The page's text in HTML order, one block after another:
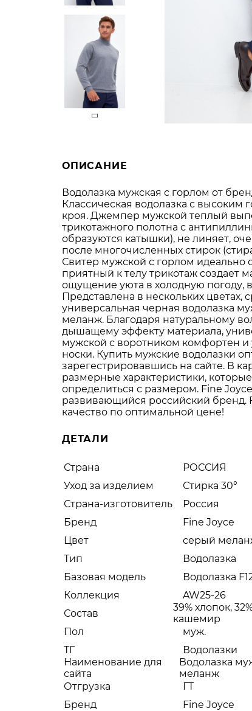
ОПИСАНИЕ
Водолазка мужская с горлом от
Классическая водолазка с
кроя. Джемпер мужской теплый
трикотажного полотна с
образуются катышки), не линяет,
после многочисленных стирок
Свитер мужской с горлом идеально
приятный к телу трикотаж создает
ощущение уюта в холодную погоду,
Представлена в нескольких цветах,
универсальная черная водолазка
меланж. Благодаря натуральному
дышащему эффекту материала,
мужской с воротником комфортен
носки. Купить мужские водолазки
зарегестрировавшись на сайте. В
размерные характеристики,
определиться с размером. Fine
развивающийся российский бренд.
качество по оптимальной цене!
ДЕТАЛИ
Страна
РОССИЯ
Уход за изделием
Стирка 30°
Страна-изготовитель
Россия
Бренд
Fine Joyce
Цвет
серый
Тип
Водолазка
Базовая модель
Водолазка
Коллекция
AW25-26
Состав
39% хлопок,
кашемир
Пол
муж.
ТГ
Водолазки
Наименование для
сайта
Водолазка
меланж
Отгрузка
ГТ
Бренд
Fine Joyce